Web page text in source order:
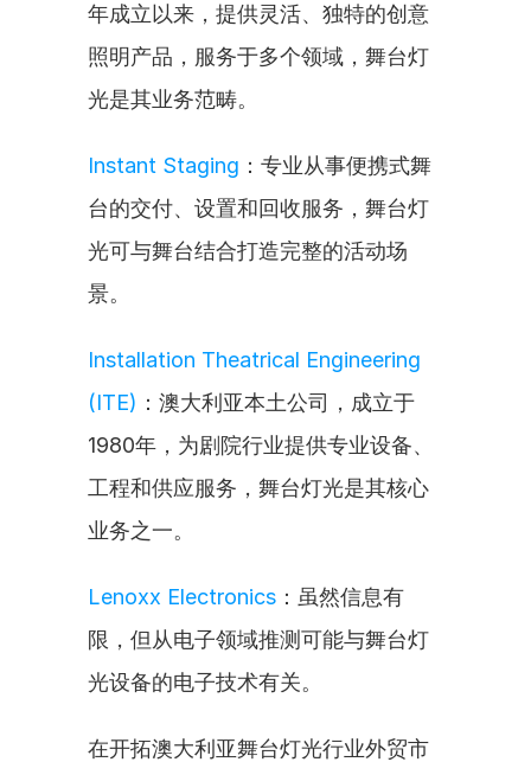
年成立以来，提供灵活、独特的创意
照明产品，服务于多个领域，舞台灯
光是其业务范畴。
Instant Staging ：专业从事便携式舞
台的交付、设置和回收服务，舞台灯
光可与舞台结合打造完整的活动场
景。
Installation Theatrical Engineering
(ITE) ：澳大利亚本土公司，成立于
1980年，为剧院行业提供专业设备、
工程和供应服务，舞台灯光是其核心
业务之一。
Lenoxx Electronics ：虽然信息有
限，但从电子领域推测可能与舞台灯
光设备的电子技术有关。
在开拓澳大利亚舞台灯光行业外贸市